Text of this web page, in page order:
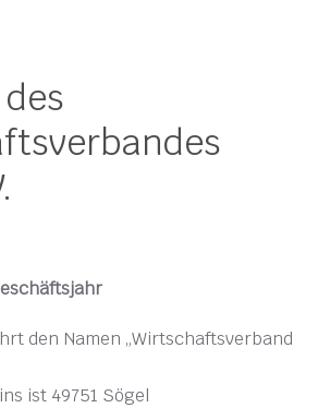
den Namen „Wirtschaftsverband
ist 49751 Sögel